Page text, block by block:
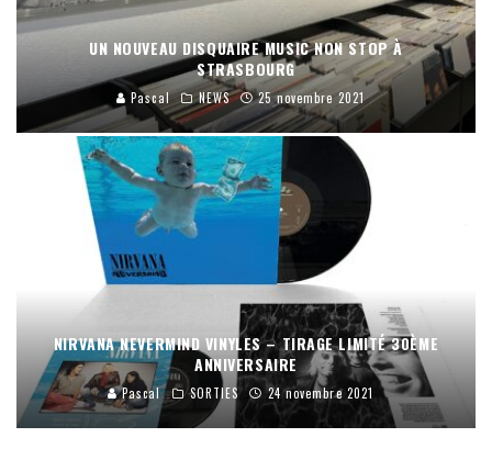
UN NOUVEAU DISQUAIRE MUSIC NON STOP À
STRASBOURG
Pascal NEWS 25 novembre 2021
NIRVANA NEVERMIND VINYLES – TIRAGE LIMITÉ 30ÈME
ANNIVERSAIRE
Pascal SORTIES 24 novembre 2021